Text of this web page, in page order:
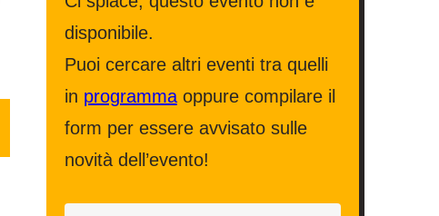
disponibile.
Puoi cercare altri eventi tra quelli
in programmaoppure compilare il
form per essere avvisato sulle
novità dell’evento!